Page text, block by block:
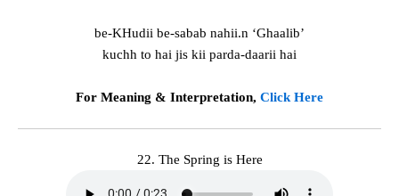
be-KHudii be-sabab nahii.n ‘Ghaalib’
kuchh to hai jis kii parda-daarii hai
For Meaning & Interpretation, Click Here
22. The Spring is Here